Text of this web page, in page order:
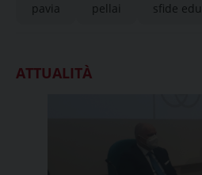
pavia pellai sfide
ATTUALITÀ